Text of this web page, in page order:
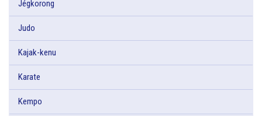
Jégkorong
Judo
Kajak-kenu
Karate
Kempo